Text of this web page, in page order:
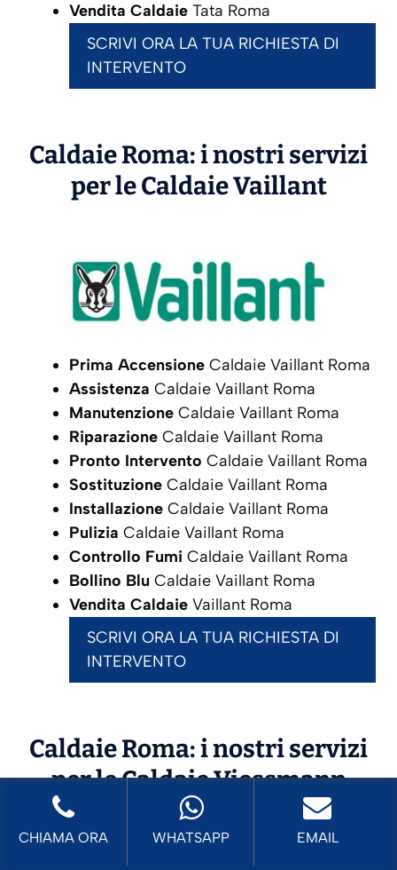
Vendita Caldaie Tata Roma
SCRIVI ORA LA TUA RICHIESTA DI
INTERVENTO
Caldaie Roma: i nostri servizi
per le CaldaieVaillant
Prima Accensione Caldaie Vaillant Roma
Assistenza Caldaie Vaillant Roma
Manutenzione Caldaie Vaillant Roma
Riparazione Caldaie Vaillant Roma
Pronto Intervento Caldaie Vaillant Roma
Sostituzione Caldaie Vaillant Roma
Installazione Caldaie Vaillant Roma
Pulizia Caldaie Vaillant Roma
Controllo Fumi Caldaie Vaillant Roma
Bollino Blu Caldaie Vaillant Roma
Vendita Caldaie Vaillant Roma
SCRIVI ORA LA TUA RICHIESTA DI
INTERVENTO
Caldaie Roma: i nostri servizi
per le CaldaieViessmann
CHIAMA ORA WHATSAPP EMAIL